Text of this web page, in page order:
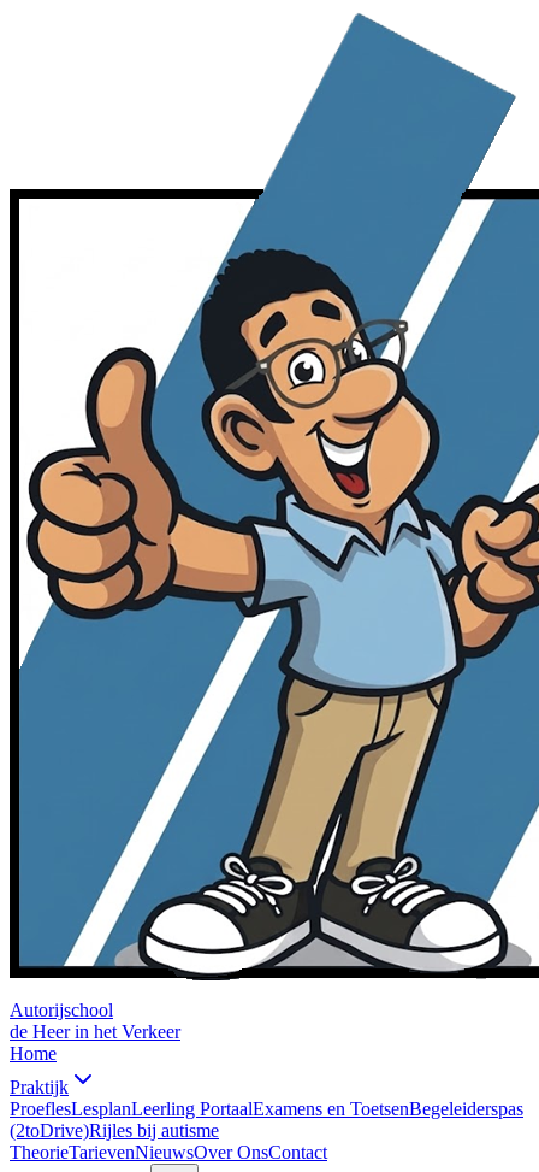
Autorijschool
de Heer in het Verkeer
Home
Praktijk
ProeflesLesplanLeerling PortaalExamens en ToetsenBegeleiderspas
(2toDrive)Rijles bij autisme
TheorieTarievenNieuwsOver OnsContact